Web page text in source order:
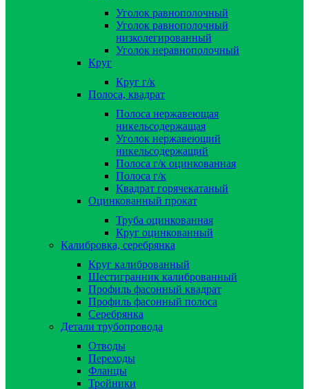
Уголок равнополочный
Уголок равнополочный
низколегированный
Уголок неравнополочный
Круг
Круг г/к
Полоса, квадрат
Полоса нержавеющая
никельсодержащая
Уголок нержавеющий
никельсодержащий
Полоса г/к оцинкованная
Полоса г/к
Квадрат горячекатаный
Оцинкованный прокат
Труба оцинкованная
Круг оцинкованный
Калибровка, серебрянка
Круг калиброванный
Шестигранник калиброванный
Профиль фасонный квадрат
Профиль фасонный полоса
Серебрянка
Детали трубопровода
Отводы
Переходы
Фланцы
Тройники